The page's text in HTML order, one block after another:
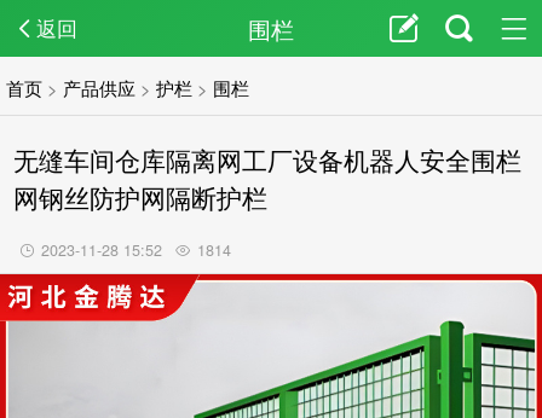
返回 围栏
首页 > 产品供应 >护栏 > 围栏
无缝车间仓库隔离网工厂设备机器人安全围栏
网钢丝防护网隔断护栏
2023-11-28 15:52 1814